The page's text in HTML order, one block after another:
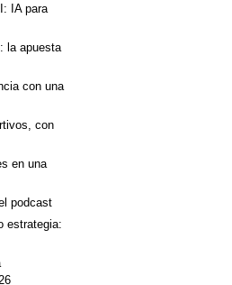
IA para
la apuesta
con una
con
en una
podcast
estrategia: